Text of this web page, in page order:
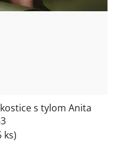
s tylom Anita
ks)